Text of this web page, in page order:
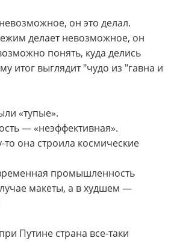
он это делал.
делает невозможное, он
понять, куда делись
итог выглядит "чудо из "гавна и
«тупые».
— «неэффективная».
то она строила космические
промышленность
макеты, а в худшем —
Путине страна все-таки